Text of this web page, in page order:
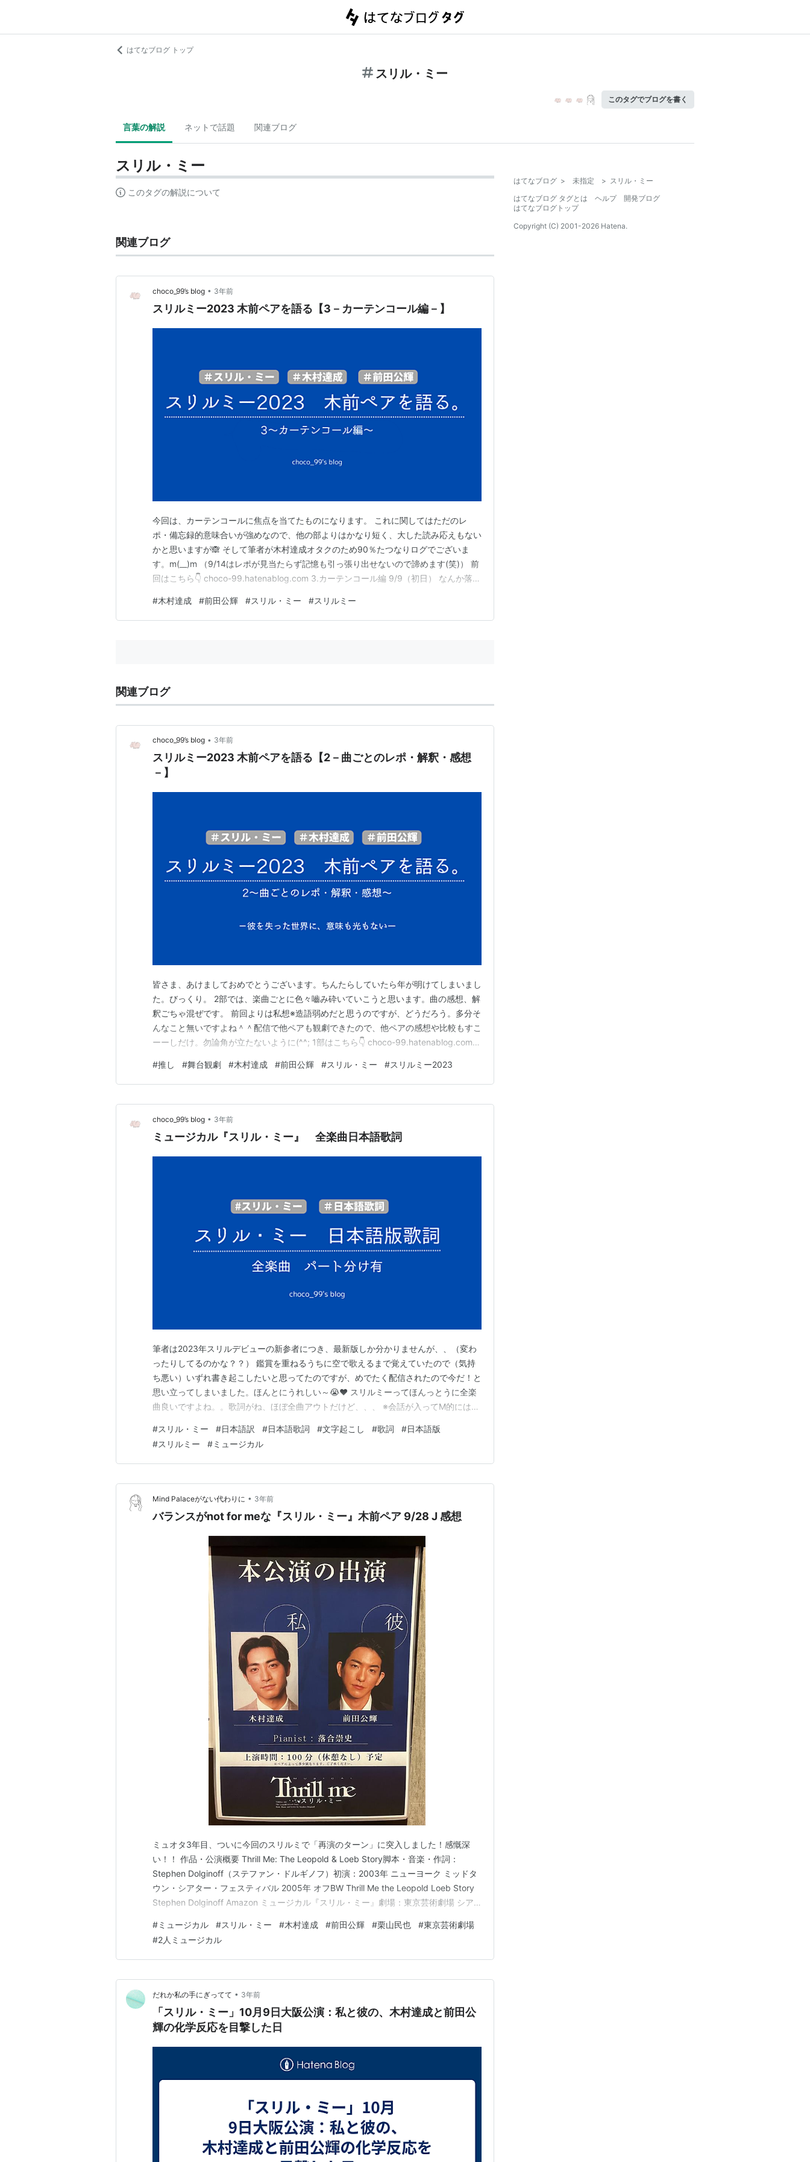
はてなブログ トップ
スリル・ミー
このタグでブログを書く
言葉の解説 ネットで話題 関連ブログ
スリル・ミー
このタグの解説について
関連ブログ
choco_99’s blog • 3年前
スリルミー2023 木前ペアを語る【3－カーテンコール編－】
今回は、カーテンコールに焦点を当てたものになります。 これに関してはただのレ
ポ・備忘録的意味合いが強めなので、他の部よりはかなり短く、大した読み応えもない
かと思いますが🙈 そして筆者が木村達成オタクのため90％たつなりログでございま
す。m(__)m （9/14はレポが見当たらず記憶も引っ張り出せないので諦めます(笑)） 前
回はこちら👇 choco-99.hatenablog.com 3.カーテンコール編 9/9（初日） なんか落と
いコンビのようなふたり 10/21（大千穐楽）最高のラスト まとめ …
#木村達成 #前田公輝 #スリル・ミー #スリルミー
関連ブログ
choco_99’s blog • 3年前
スリルミー2023 木前ペアを語る【2－曲ごとのレポ・解釈・感想
－】
皆さま、あけましておめでとうございます。ちんたらしていたら年が明けてしまいまし
た。びっくり。 2部では、楽曲ごとに色々嚙み砕いていこうと思います。曲の感想、解
釈ごちゃ混ぜです。 前回よりは私想※造語弱めだと思うのですが、どうだろう。多分そ
んなこと無いですよね＾＾配信で他ペアも観劇できたので、他ペアの感想や比較もすこ
ーーしだけ。勿論角が立たないように(^^; 1部はこちら👇 choco-99.hatenablog.com
実 僕は分かってる やさしい炎 契約書 スリル・ミー 計画 戻れない道 スポーツカー
超…
#推し #舞台観劇 #木村達成 #前田公輝 #スリル・ミー #スリルミー2023
choco_99’s blog • 3年前
ミュージカル『スリル・ミー』 全楽曲日本語歌詞
筆者は2023年スリルデビューの新参者につき、最新版しか分かりませんが、、（変わ
ったりしてるのかな？？） 鑑賞を重ねるうちに空で歌えるまで覚えていたので（気持
ち悪い）いずれ書き起こしたいと思ってたのですが、めでたく配信されたので今だ！と
思い立ってしまいました。ほんとにうれしい～😭❤ スリルミーってほんっとうに全楽
曲良いですよね。。歌詞がね、ほぼ全曲アウトだけど、、、 ※会話が入ってM的には分
（書いているところもあります） ※彼…🎩 私…👓で表記。曲により絵文字なし色分け
も有。曲によってバラバラですみません。 隠された真…
#スリル・ミー #日本語訳 #日本語歌詞 #文字起こし #歌詞 #日本語版
#スリルミー #ミュージカル
Mind Palaceがない代わりに • 3年前
バランスがnot for meな『スリル・ミー』木前ペア 9/28 J 感想
ミュオタ3年目、ついに今回のスリルミで「再演のターン」に突入しました！感慨深
い！！ 作品・公演概要 Thrill Me: The Leopold & Loeb Story脚本・音楽・作詞：
Stephen Dolginoff（ステファン・ドルギノフ）初演：2003年 ニューヨーク ミッドタ
ウン・シアター・フェスティバル 2005年 オフBW Thrill Me the Leopold Loeb Story
Stephen Dolginoff Amazon ミュージカル『スリル・ミー』劇場：東京芸術劇場 シア
ら7回目…
#ミュージカル #スリル・ミー #木村達成 #前田公輝 #栗山民也 #東京芸術劇場
#2人ミュージカル
だれか私の手にぎってて • 3年前
「スリル・ミー」10月9日大阪公演：私と彼の、木村達成と前田公
輝の化学反応を目撃した日
はてなブログ > 未指定 > スリル・ミー
はてなブログ タグとは
ヘルプ
開発ブログ
はてなブログトップ
Copyright (C) 2001-2026 Hatena.